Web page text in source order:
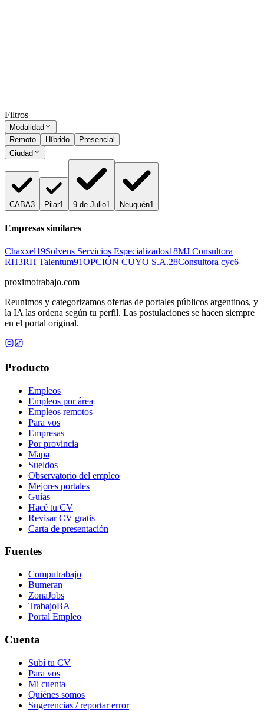
Filtros
Modalidad
Remoto
Híbrido
Presencial
Ciudad
CABA3 Pilar1 9 de Julio1 Neuquén1
Empresas similares
Chaxxel19Solvens Servicios Especializados18MJ Consultora
RH3RH Talentum91OPCIÓN CUYO S.A.28Consultora cyc6
proximotrabajo.com
Reunimos y categorizamos ofertas de portales públicos argentinos, y
la IA las ordena según tu perfil. Las postulaciones se hacen siempre
en el portal original.
Producto
Empleos
Empleos por área
Empleos remotos
Para vos
Empresas
Por provincia
Mapa
Sueldos
Observatorio del empleo
Mejores portales
Guías
Hacé tu CV
Revisar CV gratis
Carta de presentación
Fuentes
Computrabajo
Bumeran
ZonaJobs
TrabajoBA
Portal Empleo
Cuenta
Subí tu CV
Para vos
Mi cuenta
Quiénes somos
Sugerencias / reportar error